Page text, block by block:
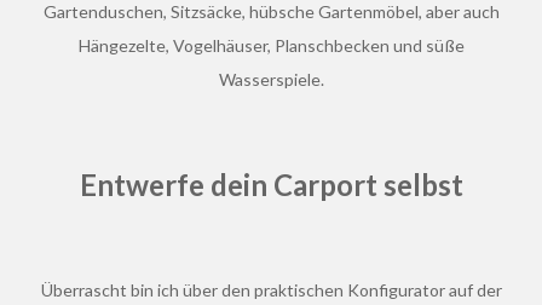
Gartenduschen, Sitzsäcke, hübsche Gartenmöbel, aber auch
Hängezelte, Vogelhäuser, Planschbecken und süße
Wasserspiele.
Entwerfe dein Carport selbst
Überrascht bin ich über den praktischen Konfigurator auf der